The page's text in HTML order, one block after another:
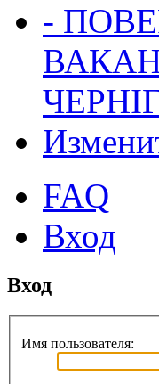
-
FAQ
Вход
Вход
Имя пользователя: